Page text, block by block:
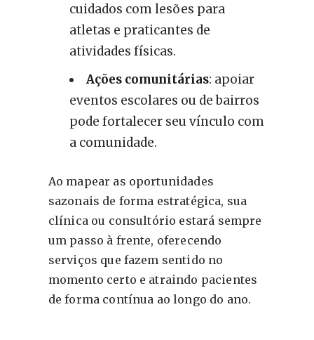
cuidados com lesões para
atletas e praticantes de
atividades físicas.
Ações comunitárias: apoiar
eventos escolares ou de bairros
pode fortalecer seu vínculo com
a comunidade.
Ao mapear as oportunidades
sazonais de forma estratégica, sua
clínica ou consultório estará sempre
um passo à frente, oferecendo
serviços que fazem sentido no
momento certo e atraindo pacientes
de forma contínua ao longo do ano.